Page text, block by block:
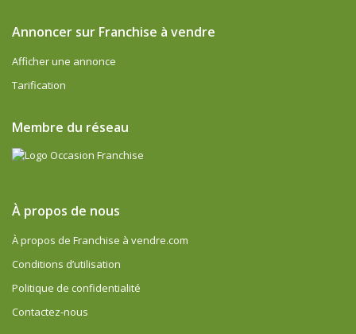
Annoncer sur Franchise à vendre
Afficher une annonce
Tarification
Membre du réseau
À propos de nous
À propos de Franchise à vendre.com
Conditions d’utilisation
Politique de confidentialité
Contactez-nous